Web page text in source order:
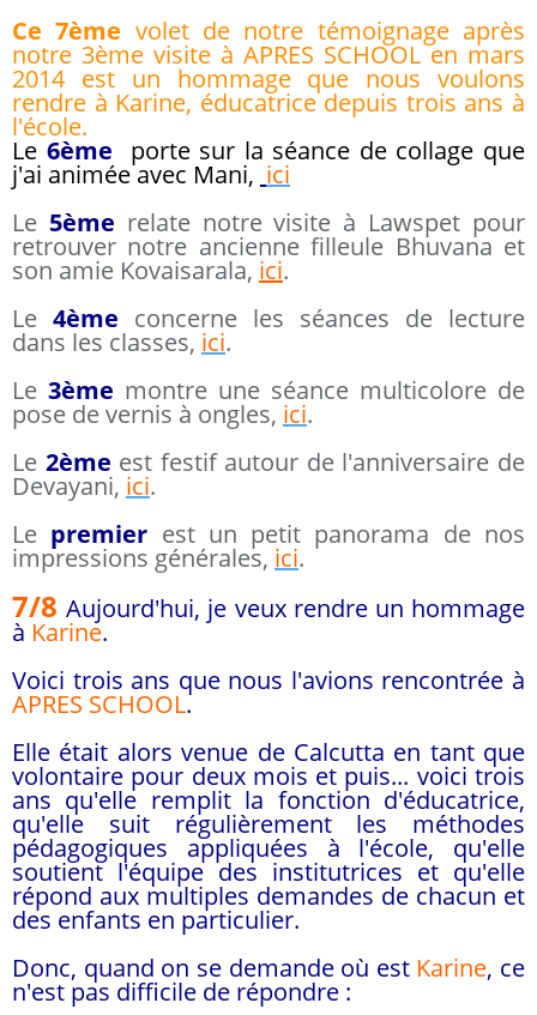
Ce 7ème volet de notre témoignage après
notre 3ème visite à APRES SCHOOL en mars
2014 est un hommage que nous voulons
rendre à Karine, éducatrice depuis trois ans à
l'école.
Le 6ème porte sur la séance de collage que
j'ai animée avec Mani, ici
Le 5ème relate notre visite à Lawspet pour
retrouver notre ancienne filleule Bhuvana et
son amie Kovaisarala, ici.
Le 4ème concerne les séances de lecture
dans les classes, ici.
Le 3ème montre une séance multicolore de
pose de vernis à ongles, ici.
Le 2ème est festif autour de l'anniversaire de
Devayani, ici.
Le premier est un petit panorama de nos
impressions générales, ici.
7/8Aujourd'hui, je veux rendre un hommage
à Karine.
Voici trois ans que nous l'avions rencontrée à
APRES SCHOOL.
Elle était alors venue de Calcutta en tant que
volontaire pour deux mois et puis... voici trois
ans qu'elle remplit la fonction d'éducatrice,
qu'elle suit régulièrement les méthodes
pédagogiques appliquées à l'école, qu'elle
soutient l'équipe des institutrices et qu'elle
répond aux multiples demandes de chacun et
des enfants en particulier.
Donc, quand on se demande où est Karine, ce
n'est pas difficile de répondre :